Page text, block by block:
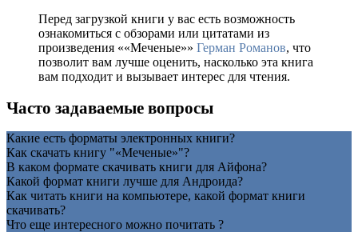
Перед загрузкой книги у вас есть возможность
ознакомиться с обзорами или цитатами из
произведения ««Меченые»» Герман Романов, что
позволит вам лучше оценить, насколько эта книга
вам подходит и вызывает интерес для чтения.
Часто задаваемые вопросы
Какие есть форматы электронных книги?
Как скачать книгу "«Меченые»"?
В каком формате скачивать книги для Айфона?
Какой формат книги лучше для Андроида?
Как читать книги на компьютере, какой формат книги
скачивать?
Что еще интересного можно почитать ?